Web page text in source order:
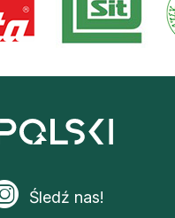
Śledź nas!